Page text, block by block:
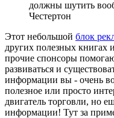
должны шутить
Честертон
Этот небольшой блок
других полезных книгах
прочие спонсоры
развиваться и
информации вы - очень
полезное или просто
двигатель торговли, но
информации! Тут за